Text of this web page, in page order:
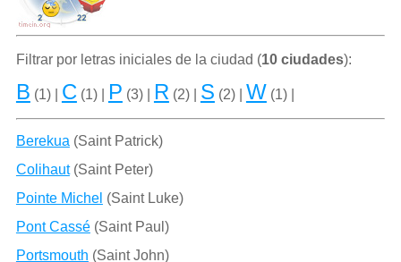
Filtrar por letras iniciales de la ciudad (10 ciudades):
B (1) | C (1) | P (3) | R (2) | S (2) | W (1) |
Berekua (Saint Patrick)
Colihaut(Saint Peter)
Pointe Michel (Saint Luke)
Pont Cassé(Saint Paul)
Portsmouth (Saint John)